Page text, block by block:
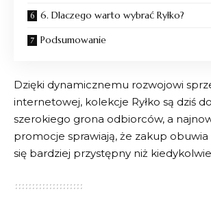
6. Dlaczego warto wybrać Ryłko?
Podsumowanie
Dzięki dynamicznemu rozwojowi
internetowej, kolekcje Ryłko są dziś
szerokiego grona odbiorców, a
promocje sprawiają, że zakup
się bardziej przystępny niż